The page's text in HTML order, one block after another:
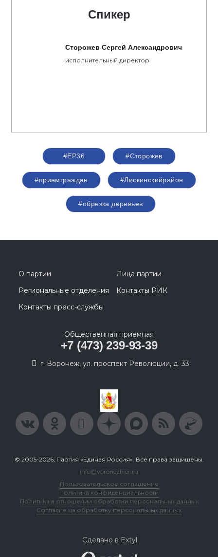
Спикер
Сторожев Сергей Александрович
исполнительный директор
#ЕР36 #Сторожев
#приемграждан #Лискинскийрайон
#обрезка деревьев
О партии
Лица партии
Региональные отделения
Контакты РИК
Контакты пресс-службы
Общественная приемная
+7 (473) 239-93-39
г. Воронеж, ул. проспект Революции, д. 33
© 2005-2026, Партия «Единая Россия». Все права защищены.
info@voronezh.er.ru
Пользовательское соглашение
Политика конфиденциальности
Политика в отношении обработки персональных данных
Согласие на обработку персональных данных
Сделано в Extyl